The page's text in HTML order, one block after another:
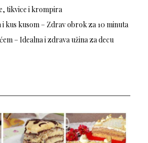
tikvice i krompira
i kus kusom – Zdrav obrok za 10 minuta
– Idealna i zdrava užina za decu